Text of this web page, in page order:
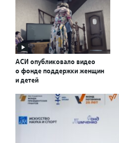
АСИ опубликовало видео
о фонде поддержки женщин
и детей